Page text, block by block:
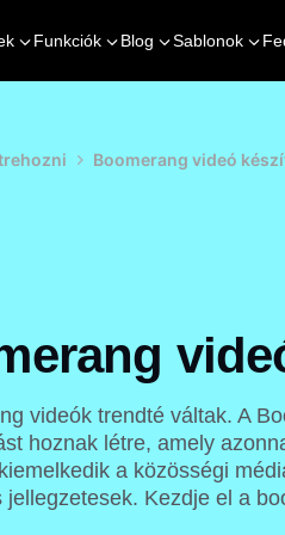
Funkciók Blog Sablonok
Boomerang videó
videók trendté váltak. A
hoznak létre, amely
a közösségi
jellegzetesek. Kezdje el a